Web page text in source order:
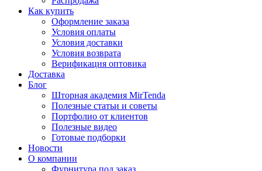
Как купить
Оформление заказа
Условия оплаты
Условия доставки
Условия возврата
Верификация оптовика
Доставка
Блог
Шторная академия MirTenda
Полезные статьи и советы
Портфолио от клиентов
Полезные видео
Готовые подборки
Новости
О компании
Фурнитура под заказ